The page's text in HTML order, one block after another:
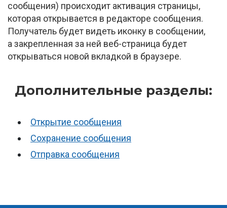
сообщения) происходит активация страницы,
которая открывается в редакторе сообщения.
Получатель будет видеть иконку в сообщении,
а закрепленная за ней веб-страница будет
открываться новой вкладкой в браузере.
Дополнительные разделы:
Открытие сообщения
Сохранение сообщения
Отправка сообщения